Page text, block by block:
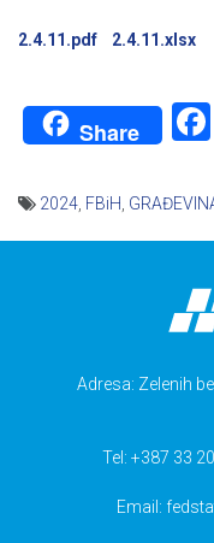
2.4.11.pdf 2.4.11.xlsx
Share
2024 FBiH
Adresa: Zelenih
Tel: +387 33
Email: